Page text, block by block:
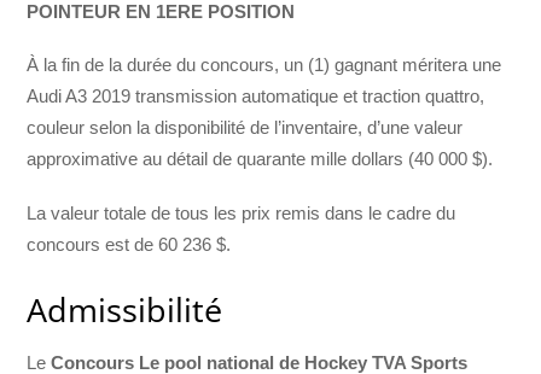
POINTEUR EN 1ERE POSITION
À la fin de la durée du concours, un (1) gagnant méritera une
Audi A3 2019 transmission automatique et traction quattro,
couleur selon la disponibilité de l’inventaire, d’une valeur
approximative au détail de quarante mille dollars (40 000 $).
La valeur totale de tous les prix remis dans le cadre du
concours est de 60 236 $.
Admissibilité
LeConcours Le pool national de Hockey TVA Sports